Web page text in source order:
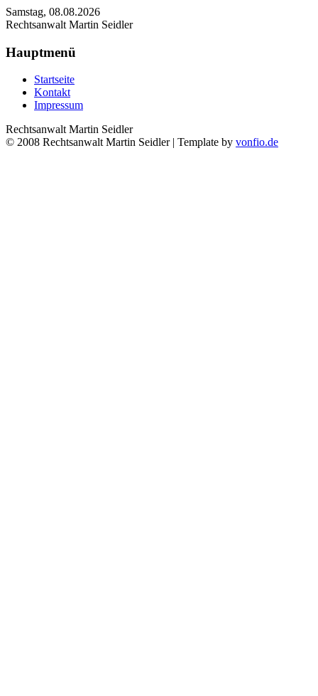
Samstag, 08.08.2026
Rechtsanwalt Martin Seidler
Hauptmenü
Startseite
Kontakt
Impressum
Rechtsanwalt Martin Seidler
© 2008 Rechtsanwalt Martin Seidler | Template by vonfio.de